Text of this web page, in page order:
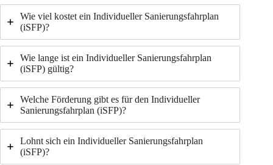
Wie viel kostet ein Individueller Sanierungsfahrplan
(iSFP)?
Wie lange ist ein Individueller Sanierungsfahrplan
(iSFP) gültig?
Welche Förderung gibt es für den Individueller
Sanierungsfahrplan (iSFP)?
Lohnt sich ein Individueller Sanierungsfahrplan
(iSFP)?